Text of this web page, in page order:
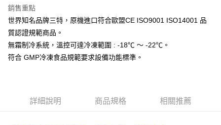
【關於「AFTEE先享後付」】
AFTEE先享後付是「在收到商品之後才付款」的支付方式。 讓您購物簡單
便利好安心！
１．簡單：不需註冊會員、不需綁卡、不需儲值。
２．便利：只要手機號碼，簡訊認證，即可結帳。
３．安心：先確認商品／服務後，再付款。
２．訂單成立數日內，您將收到繳費通知簡訊。
３．收到繳費通知簡訊後14天內，點擊此簡訊中的連結，可透過四大超商／
運送方式
宅配(請注意配件不含在免運內)
免運費
銷售重點
世界知名品牌三特，原機進口符合歐盟CE ISO9001 ISO14001 品
質認證規範商品。
無霜制冷系統，溫控可達冷凍範圍 : -18℃ ～ -22℃。
符合 GMP冷凍食品規範要求設備功能標準。
詳細說明 商品規格 相關推薦